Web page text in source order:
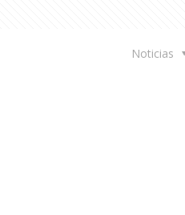
Noticias